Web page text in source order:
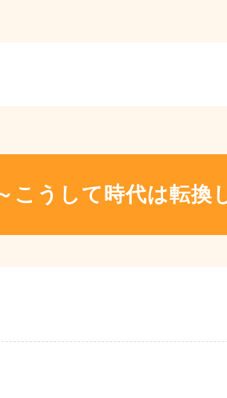
うして時代は転換